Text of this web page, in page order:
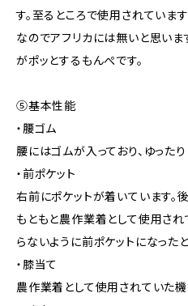
す。至るところで使用されていま
なのでアフリカには無いと思いま
がポッとするもんぺです。
⑤基本性能
・腰ゴム
腰にはゴムが入っており、ゆった
・前ポケット
右前にポケットが着いています。
もともと農作業着として使用され
らないように前ポケットになった
・膝当て
農作業着として使用されていた